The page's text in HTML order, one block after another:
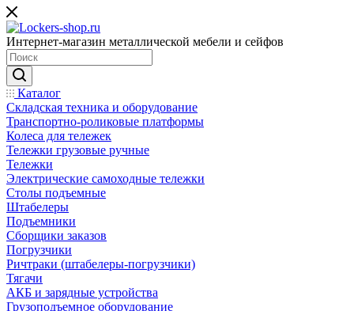
Интернет-магазин металлической мебели и сейфов
Каталог
Складская техника и оборудование
Транспортно-роликовые платформы
Колеса для тележек
Тележки грузовые ручные
Тележки
Электрические самоходные тележки
Столы подъемные
Штабелеры
Подъемники
Сборщики заказов
Погрузчики
Ричтраки (штабелеры-погрузчики)
Тягачи
АКБ и зарядные устройства
Грузоподъемное оборудование